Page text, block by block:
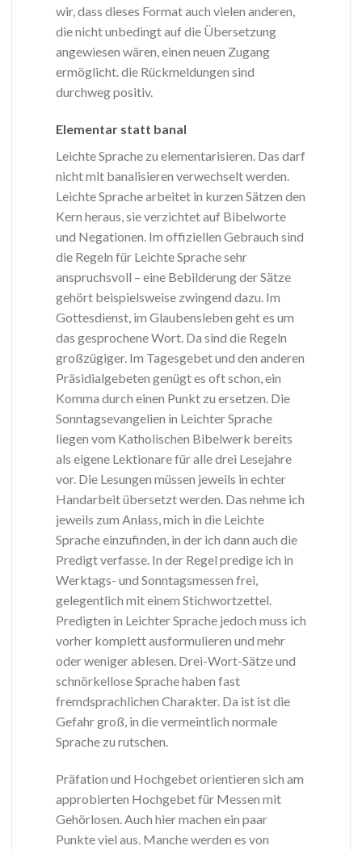
wir, dass dieses Format auch vielen anderen,
die nicht unbedingt auf die Übersetzung
angewiesen wären, einen neuen Zugang
ermöglicht. die Rückmeldungen sind
durchweg positiv.
Elementar statt banal
Leichte Sprache zu elementarisieren. Das darf
nicht mit banalisieren verwechselt werden.
Leichte Sprache arbeitet in kurzen Sätzen den
Kern heraus, sie verzichtet auf Bibelworte
und Negationen. Im offiziellen Gebrauch sind
die Regeln für Leichte Sprache sehr
anspruchsvoll – eine Bebilderung der Sätze
gehört beispielsweise zwingend dazu. Im
Gottesdienst, im Glaubensleben geht es um
das gesprochene Wort. Da sind die Regeln
großzügiger. Im Tagesgebet und den anderen
Präsidialgebeten genügt es oft schon, ein
Komma durch einen Punkt zu ersetzen. Die
Sonntagsevangelien in Leichter Sprache
liegen vom Katholischen Bibelwerk bereits
als eigene Lektionare für alle drei Lesejahre
vor. Die Lesungen müssen jeweils in echter
Handarbeit übersetzt werden. Das nehme ich
jeweils zum Anlass, mich in die Leichte
Sprache einzufinden, in der ich dann auch die
Predigt verfasse. In der Regel predige ich in
Werktags- und Sonntagsmessen frei,
gelegentlich mit einem Stichwortzettel.
Predigten in Leichter Sprache jedoch muss ich
vorher komplett ausformulieren und mehr
oder weniger ablesen. Drei-Wort-Sätze und
schnörkellose Sprache haben fast
fremdsprachlichen Charakter. Da ist ist die
Gefahr groß, in die vermeintlich normale
Sprache zu rutschen.
Präfation und Hochgebet orientieren sich am
approbierten Hochgebet für Messen mit
Gehörlosen. Auch hier machen ein paar
Punkte viel aus. Manche werden es von